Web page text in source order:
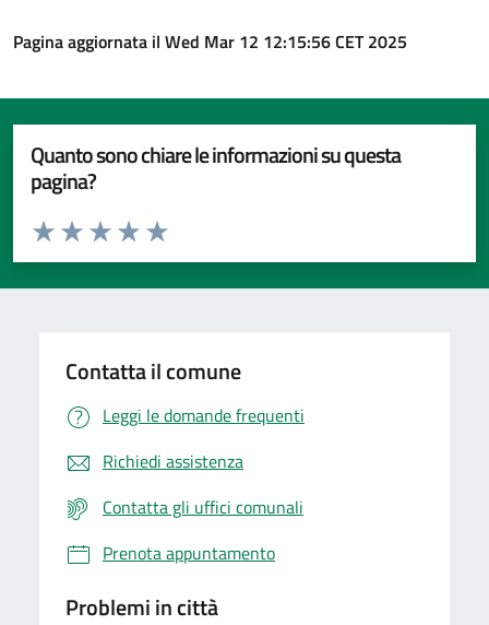
Pagina aggiornata il Wed Mar 12 12:15:56 CET 2025
Quanto sono chiare le informazioni su questa
pagina?
Valuta da 1 a 5 stelle la pagina
Valuta 5 stelle su 5
Valuta 4 stelle su 5
Valuta 3 stelle su 5
Valuta 2 stelle su 5
Valuta 1 stelle su 5
Contatta il comune
Leggi le domande frequenti
Richiedi assistenza
Contatta gli uffici comunali
Prenota appuntamento
Problemi in città